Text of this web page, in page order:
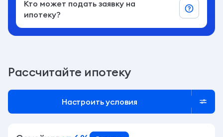
Кто может подать заявку на
ипотеку?
Рассчитайте ипотеку
Настроить условия